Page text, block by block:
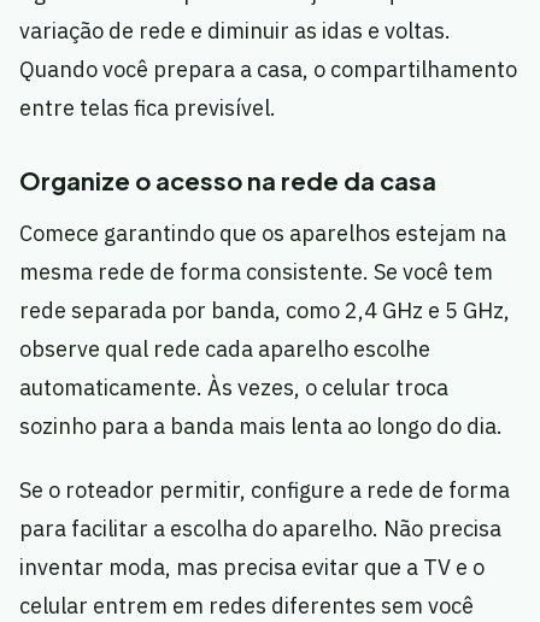
variação de rede e diminuir as idas e voltas.
Quando você prepara a casa, o compartilhamento
entre telas fica previsível.
Organize o acesso na rede da casa
Comece garantindo que os aparelhos estejam na
mesma rede de forma consistente. Se você tem
rede separada por banda, como 2,4 GHz e 5 GHz,
observe qual rede cada aparelho escolhe
automaticamente. Às vezes, o celular troca
sozinho para a banda mais lenta ao longo do dia.
Se o roteador permitir, configure a rede de forma
para facilitar a escolha do aparelho. Não precisa
inventar moda, mas precisa evitar que a TV e o
celular entrem em redes diferentes sem você